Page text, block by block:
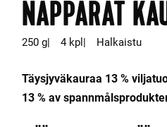
NÄPPÄRÄT
250 g 4 kpl Halkaistu
Täysjyväkauraa 13 %
13 % av